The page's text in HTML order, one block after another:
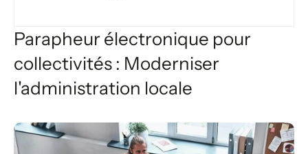
Parapheur électronique pour
collectivités : Moderniser
l'administration locale